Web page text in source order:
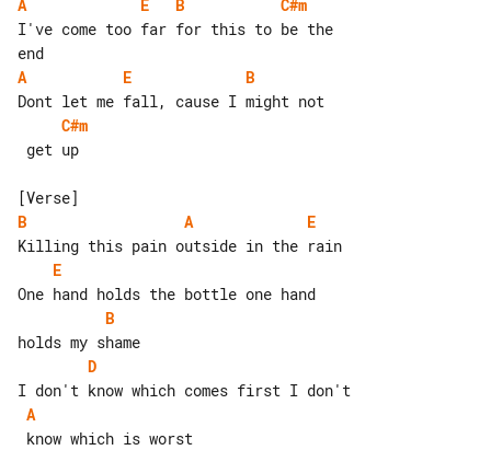
A E B
C#m
I've come too far for this to be the
A
E
B
C#m
B
A
E
E
B
D
A